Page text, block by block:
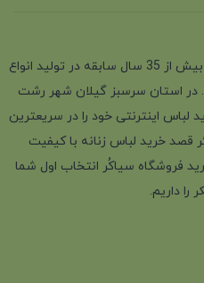
فروشگاه سیاکُر فروش لباس زنانه با بیش از 35 سال سابقه در تولید انواع
در استان سرسبز گیلان شهر رشت
اینترنتی خود را در سریعترین
قصد خرید لباس زنانه با کیفیت
فروشگاه سیاکُر انتخاب اول شما
را داریم.